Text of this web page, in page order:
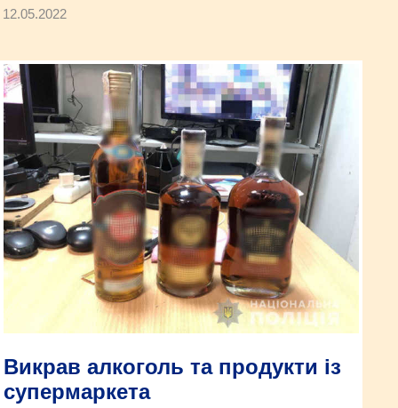
12.05.2022
Викрав алкоголь та продукти із
супермаркета